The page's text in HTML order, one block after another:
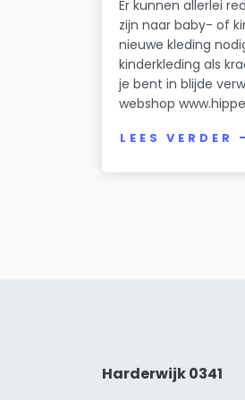
Er kunnen allerlei
zijn naar baby- of
nieuwe kleding
kinderkleding als
je bent in blijde
webshop
LEES VERDER
Harderwijk 0341